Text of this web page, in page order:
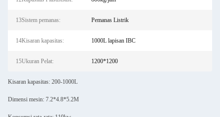
13Sistem pemanas: Pemanas Listrik
14Kisaran kapasitas: 1000L lapisan IBC
15Ukuran Pelat: 1200*1200
Kisaran kapasitas: 200-1000L
Dimensi mesin: 7.2*4.8*5.2M